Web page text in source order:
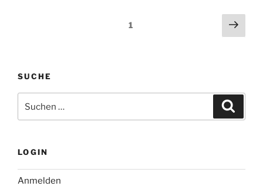
Seitennummerierung
Seite1
SUCHE
nach:
LOGIN
Anmelden